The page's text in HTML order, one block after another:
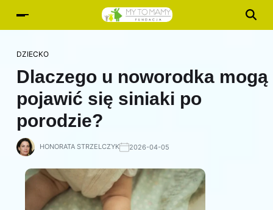
DZIECKO
Dlaczego u noworodka mogą
pojawić się siniaki po
porodzie?
HONORATA STRZELCZYK 2026-04-05